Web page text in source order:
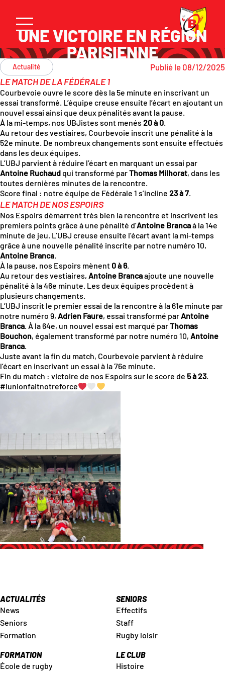
UNE VICTOIRE EN RÉGION
PARISIENNE
Actualité Publié le 08/12/2025
LE MATCH DE LA FÉDÉRALE 1
Courbevoie ouvre le score dès la 5e minute en inscrivant un
essai transformé. L’équipe creuse ensuite l’écart en ajoutant un
nouvel essai ainsi que deux pénalités avant la pause.
À la mi-temps, nos UBJistes sont menés 20 à 0.
Au retour des vestiaires, Courbevoie inscrit une pénalité à la
52e minute. De nombreux changements sont ensuite effectués
dans les deux équipes.
L’UBJ parvient à réduire l’écart en marquant un essai par
Antoine Ruchaud qui transformé parThomas Milhorat, dans les
toutes dernières minutes de la rencontre.
Score final : notre équipe de Fédérale 1 s’incline 23 à 7.
LE MATCH DE NOS ESPOIRS
Nos Espoirs démarrent très bien la rencontre et inscrivent les
premiers points grâce à une pénalité d’Antoine Brancaà la 14e
minute de jeu. L’UBJ creuse ensuite l’écart avant la mi-temps
grâce à une nouvelle pénalité inscrite par notre numéro 10,
Antoine Branca.
À la pause, nos Espoirs mènent 0 à 6.
Au retour des vestiaires, Antoine Brancaajoute une nouvelle
pénalité à la 46e minute. Les deux équipes procèdent à
plusieurs changements.
L’UBJ inscrit le premier essai de la rencontre à la 61e minute par
notre numéro 9, Adrien Faure, essai transformé parAntoine
Branca. À la 64e, un nouvel essai est marqué parThomas
Bouchon, également transformé par notre numéro 10, Antoine
Branca.
Juste avant la fin du match, Courbevoie parvient à réduire
l’écart en inscrivant un essai à la 76e minute.
Fin du match : victoire de nos Espoirs sur le score de 5 à 23.
#lunionfaitnotreforce
ACTUALITÉS
News
Seniors
Formation
SENIORS
Effectifs
Staff
Rugby loisir
FORMATION
École de rugby
LE CLUB
Histoire